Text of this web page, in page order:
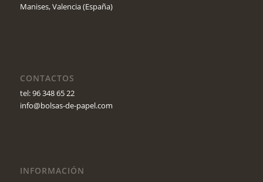
Manises, Valencia (España)
CONTACTOS
tel: 96 348 65 22
info@bolsas-de-papel.com
INFORMACIÓN